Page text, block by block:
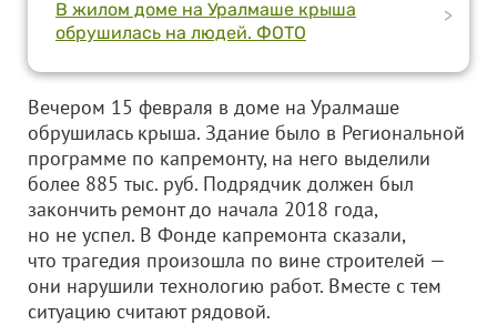
В жилом доме на Уралмаше крыша
обрушилась на людей. ФОТО
>
Вечером 15 февраля в доме на Уралмаше
обрушилась крыша. Здание было в Региональной
программе по капремонту, на него выделили
более 885 тыс. руб. Подрядчик должен был
закончить ремонт до начала 2018 года,
но не успел. В Фонде капремонта сказали,
что трагедия произошла по вине строителей —
они нарушили технологию работ. Вместе с тем
ситуацию считают рядовой.